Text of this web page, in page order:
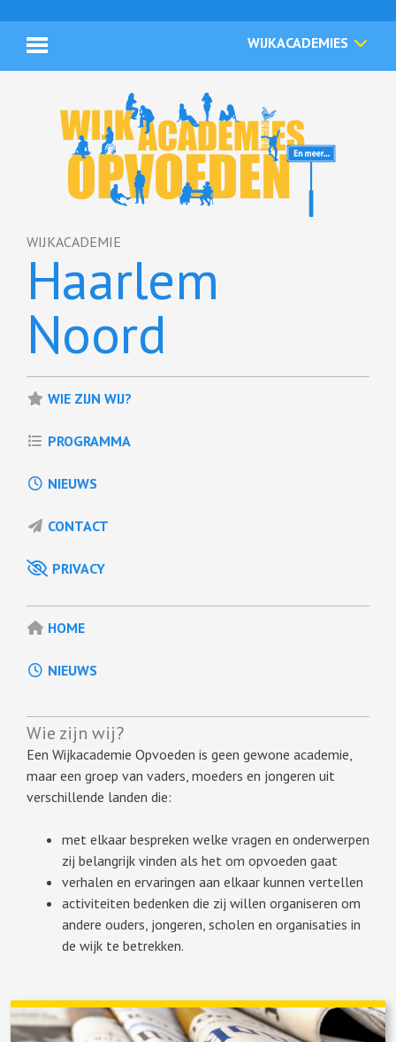
WIJKACADEMIES
WIJKACADEMIE
Haarlem
Noord
WIE ZIJN WIJ?
PROGRAMMA
NIEUWS
CONTACT
PRIVACY
HOME
NIEUWS
Wie zijn wij?
Een Wijkacademie Opvoeden is geen gewone academie,
maar een groep van vaders, moeders en jongeren uit
verschillende landen die:
met elkaar bespreken welke vragen en onderwerpen
zij belangrijk vinden als het om opvoeden gaat
verhalen en ervaringen aan elkaar kunnen vertellen
activiteiten bedenken die zij willen organiseren om
andere ouders, jongeren, scholen en organisaties in
de wijk te betrekken.